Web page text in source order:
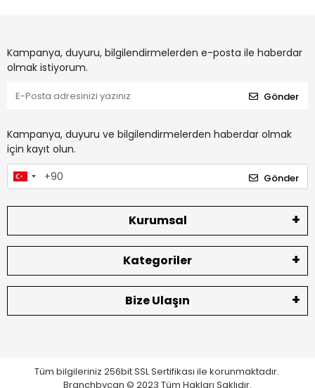
Kampanya, duyuru, bilgilendirmelerden e-posta ile haberdar
olmak istiyorum.
Gönder
Kampanya, duyuru ve bilgilendirmelerden haberdar olmak
için kayıt olun.
Gönder
Kurumsal
Kategoriler
Bize Ulaşın
Tüm bilgileriniz 256bit SSL Sertifikası ile korunmaktadır.
Branchbycan © 2023 Tüm Hakları Saklıdır.